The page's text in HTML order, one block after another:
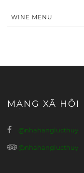
WINE MENU
MẠNG XÃ HỘI
@nhahanglucthuy
@nhahanglucthuy